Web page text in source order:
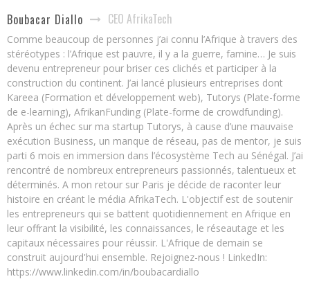
Boubacar Diallo CEO AfrikaTech
Comme beaucoup de personnes j’ai connu l’Afrique à travers des
stéréotypes : l’Afrique est pauvre, il y a la guerre, famine… Je suis
devenu entrepreneur pour briser ces clichés et participer à la
construction du continent. J’ai lancé plusieurs entreprises dont
Kareea (Formation et développement web), Tutorys (Plate-forme
de e-learning), AfrikanFunding (Plate-forme de crowdfunding).
Après un échec sur ma startup Tutorys, à cause d’une mauvaise
exécution Business, un manque de réseau, pas de mentor, je suis
parti 6 mois en immersion dans l’écosystème Tech au Sénégal. J’ai
rencontré de nombreux entrepreneurs passionnés, talentueux et
déterminés. A mon retour sur Paris je décide de raconter leur
histoire en créant le média AfrikaTech. L'objectif est de soutenir
les entrepreneurs qui se battent quotidiennement en Afrique en
leur offrant la visibilité, les connaissances, le réseautage et les
capitaux nécessaires pour réussir. L'Afrique de demain se
construit aujourd'hui ensemble. Rejoignez-nous ! LinkedIn:
https://www.linkedin.com/in/boubacardiallo